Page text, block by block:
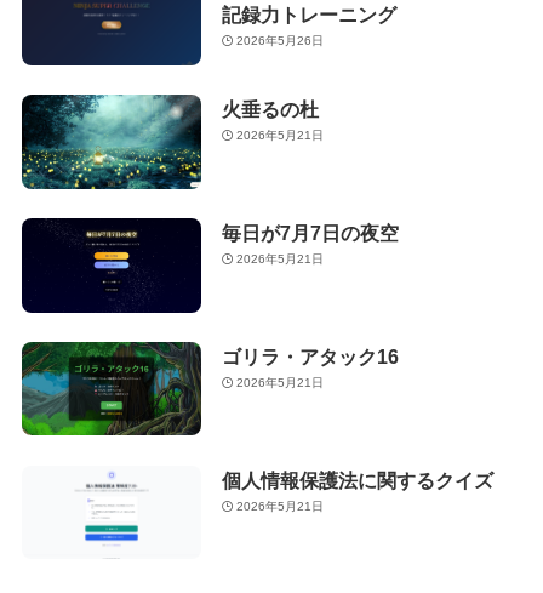
記録力トレーニング
2026年5月26日
火垂るの杜
2026年5月21日
毎日が7月7日の夜空
2026年5月21日
ゴリラ・アタック16
2026年5月21日
個人情報保護法に関するクイズ
2026年5月21日